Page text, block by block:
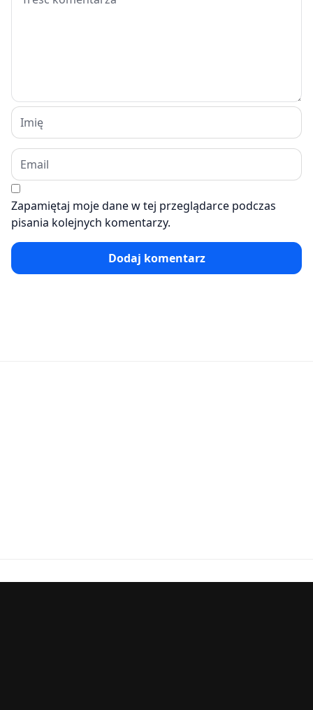
Zapamiętaj moje dane w tej przeglądarce podczas
pisania kolejnych komentarzy.
Dodaj komentarz